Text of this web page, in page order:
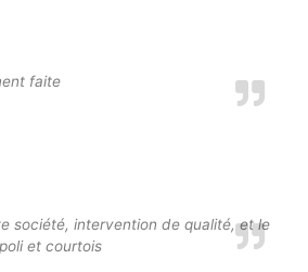
faite
société, intervention de qualité, et le
et courtois